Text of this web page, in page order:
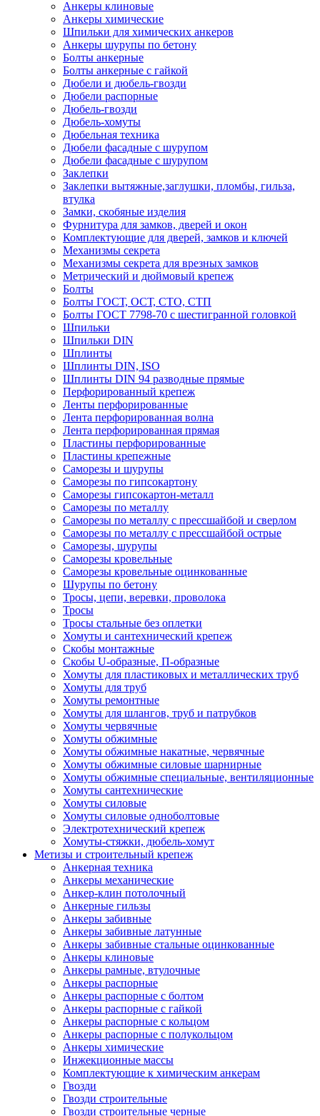
Анкеры клиновые
Анкеры химические
Шпильки для химических анкеров
Анкеры шурупы по бетону
Болты анкерные
Болты анкерные с гайкой
Дюбели и дюбель-гвозди
Дюбели распорные
Дюбель-гвозди
Дюбель-хомуты
Дюбельная техника
Дюбели фасадные с шурупом
Дюбели фасадные с шурупом
Заклепки
Заклепки вытяжные,заглушки, пломбы, гильза,
втулка
Замки, скобяные изделия
Фурнитура для замков, дверей и окон
Комплектующие для дверей, замков и ключей
Механизмы секрета
Механизмы секрета для врезных замков
Метрический и дюймовый крепеж
Болты
Болты ГОСТ, ОСТ, СТО, СТП
Болты ГОСТ 7798-70 с шестигранной головкой
Шпильки
Шпильки DIN
Шплинты
Шплинты DIN, ISO
Шплинты DIN 94 разводные прямые
Перфорированный крепеж
Ленты перфорированные
Лента перфорированная волна
Лента перфорированная прямая
Пластины перфорированные
Пластины крепежные
Саморезы и шурупы
Саморезы по гипсокартону
Саморезы гипсокартон-металл
Саморезы по металлу
Саморезы по металлу с прессшайбой и сверлом
Саморезы по металлу с прессшайбой острые
Саморезы, шурупы
Саморезы кровельные
Саморезы кровельные оцинкованные
Шурупы по бетону
Тросы, цепи, веревки, проволока
Тросы
Тросы стальные без оплетки
Хомуты и сантехнический крепеж
Скобы монтажные
Скобы U-образные, П-образные
Хомуты для пластиковых и металлических труб
Хомуты для труб
Хомуты ремонтные
Хомуты для шлангов, труб и патрубков
Хомуты червячные
Хомуты обжимные
Хомуты обжимные накатные, червячные
Хомуты обжимные силовые шарнирные
Хомуты обжимные специальные, вентиляционные
Хомуты сантехнические
Хомуты силовые
Хомуты силовые одноболтовые
Электротехнический крепеж
Хомуты-стяжки, дюбель-хомут
Метизы и строительный крепеж
Анкерная техника
Анкеры механические
Анкер-клин потолочный
Анкерные гильзы
Анкеры забивные
Анкеры забивные латунные
Анкеры забивные стальные оцинкованные
Анкеры клиновые
Анкеры рамные, втулочные
Анкеры распорные
Анкеры распорные с болтом
Анкеры распорные с гайкой
Анкеры распорные с кольцом
Анкеры распорные с полукольцом
Анкеры химические
Инжекционные массы
Комплектующие к химическим анкерам
Гвозди
Гвозди строительные
Гвозди строительные черные